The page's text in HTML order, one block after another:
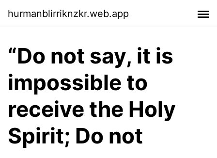
hurmanblirriknzkr.web.app
“Do not say, it is
impossible to
receive the Holy
Spirit; Do not